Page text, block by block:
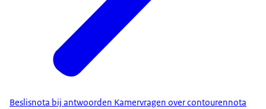
Beslisnota bij antwoorden Kamervragen over contourennota